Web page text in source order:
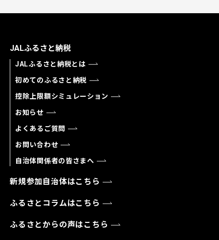
JALふるさと納税
JALふるさと納税とは
初めてのふるさと納税
控除上限額シミュレーション
お知らせ
よくあるご質問
お問い合わせ
自治体関係者の皆さまへ
新規参加自治体はこちら
ふるさとコラムはこちら
ふるさとからの声はこちら